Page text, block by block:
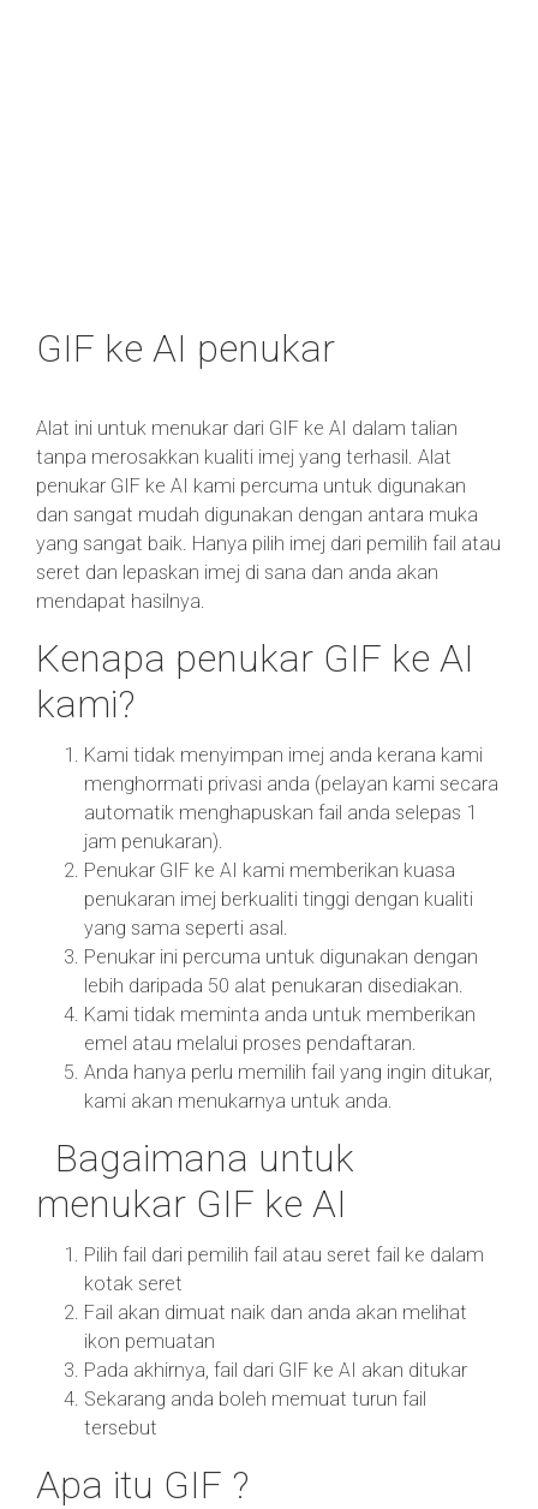
GIF ke AI penukar
Alat ini untuk menukar dari GIF ke AI dalam talian
tanpa merosakkan kualiti imej yang terhasil. Alat
penukar GIF ke AI kami percuma untuk digunakan
dan sangat mudah digunakan dengan antara muka
yang sangat baik. Hanya pilih imej dari pemilih fail atau
seret dan lepaskan imej di sana dan anda akan
mendapat hasilnya.
Kenapa penukar GIF ke AI
kami?
Kami tidak menyimpan imej anda kerana kami
menghormati privasi anda (pelayan kami secara
automatik menghapuskan fail anda selepas 1
jam penukaran).
Penukar GIF ke AI kami memberikan kuasa
penukaran imej berkualiti tinggi dengan kualiti
yang sama seperti asal.
Penukar ini percuma untuk digunakan dengan
lebih daripada 50 alat penukaran disediakan.
Kami tidak meminta anda untuk memberikan
emel atau melalui proses pendaftaran.
Anda hanya perlu memilih fail yang ingin ditukar,
kami akan menukarnya untuk anda.
Bagaimana untuk
menukar GIF ke AI
Pilih fail dari pemilih fail atau seret fail ke dalam
kotak seret
Fail akan dimuat naik dan anda akan melihat
ikon pemuatan
Pada akhirnya, fail dari GIF ke AI akan ditukar
Sekarang anda boleh memuat turun fail
tersebut
Apa itu GIF ?